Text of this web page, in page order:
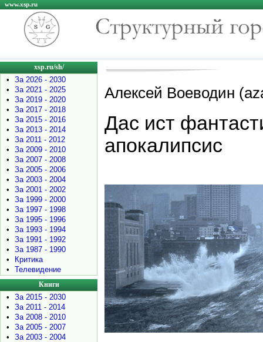
www.xsp.ru
xsp.ru/sh/
•
За 2026 - 2030
•
За 2021 - 2025
•
За 2019 - 2020
•
За 2017 - 2018
•
За 2015 - 2016
•
За 2013 - 2014
•
За 2011 - 2012
•
За 2009 - 2010
•
За 2007 - 2008
•
За 2005 - 2006
•
За 2003 - 2004
•
За 2001 - 2002
•
За 1999 - 2000
•
За 1997 - 1998
•
За 1995 - 1996
•
За 1993 - 1994
•
За 1991 - 1992
•
За 1987 - 1990
•
Критика
•
Телевидение
Книги
•
За 2015 - 2030
•
За 2011 - 2014
•
За 2008 - 2010
•
За 2005 - 2007
•
За 2003 - 2004
Алексей Воеводин
Дас ист
апокалипсис